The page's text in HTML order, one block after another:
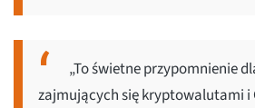
„To świetne przypomnienie
zajmujących się kryptowalutami i